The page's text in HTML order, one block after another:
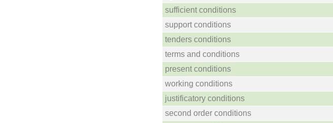
sufficient conditions
support conditions
tenders conditions
terms and conditions
present conditions
working conditions
justificatory conditions
second order conditions